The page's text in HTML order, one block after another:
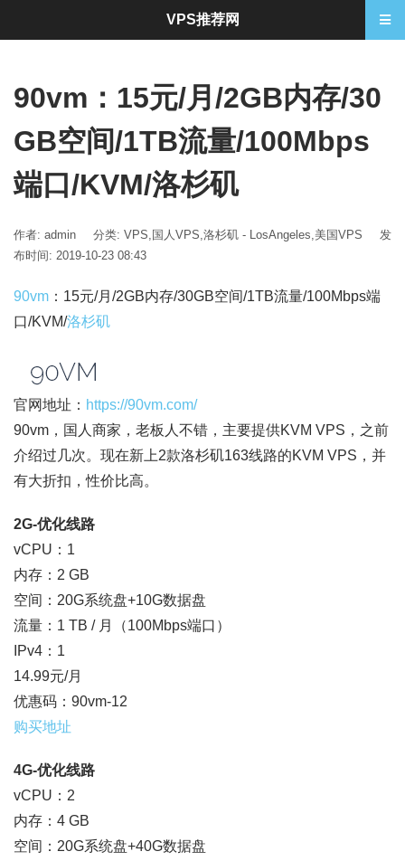
90vm：15元/月/2GB内存/30
GB空间/1TB流量/100Mbps
端口/KVM/洛杉矶
作者: admin 分类: VPS, 国人VPS,洛杉矶 - LosAngeles,美国VPS
发
布时间: 2019-10-23 08:43
90vm ：15元/月/2GB内存/30GB空间/1TB流量/100Mbps端
口/KVM/洛杉矶
官网地址： https://90vm.com/
90vm，国人商家，老板人不错，主要提供KVM VPS，之前
介绍过几次。现在新上2款洛杉矶163线路的KVM VPS，并
有大折扣，性价比高。
2G-优化线路
vCPU：1
内存：2 GB
空间：20G系统盘+10G数据盘
流量：1 TB / 月（100Mbps端口）
IPv4：1
14.99元/月
优惠码：90vm-12
购买地址
4G-优化线路
vCPU：2
内存：4 GB
空间：20G系统盘+40G数据盘
VPS推荐网